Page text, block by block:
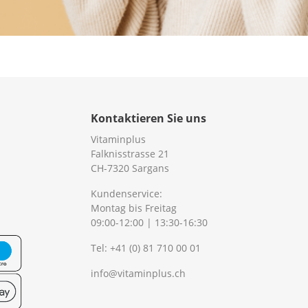
Kontaktieren Sie uns
Vitaminplus
Falknisstrasse 21
CH-7320 Sargans
Kundenservice:
Montag bis Freitag
09:00-12:00 | 13:30-16:30
Tel: +41 (0) 81 710 00 01
info@vitaminplus.ch